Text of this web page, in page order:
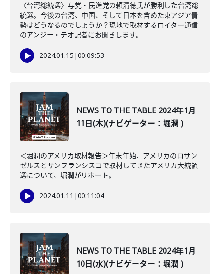
〈台湾総統選〉与党・民進党の頼清徳氏が勝利した台湾総
統選。今後の台湾、中国、そして日本を含めた東アジア情
勢はどうなるのでしょうか？現地で取材するロイター通信
のアンジー・テオ記者にお聞きします。
2024.01.15 |00:09:53
NEWS TO THE TABLE 2024年1月
11日(木)(ナビゲーター：堀潤 )
＜堀潤のアメリカ取材報告＞年末年始、アメリカのロサン
ゼルスとサンフランシスコで取材してきたアメリカ大統領
選について、堀潤がリポート。
2024.01.11 |00:11:04
NEWS TO THE TABLE 2024年1月
10日(水)(ナビゲーター：堀潤 )